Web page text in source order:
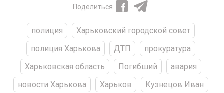
Поделиться
полиция
Харьковский городской совет
полиция Харькова
ДТП
прокуратура
Харьковская область
Погибший
авария
новости Харькова
Харьков Кузнецов Иван